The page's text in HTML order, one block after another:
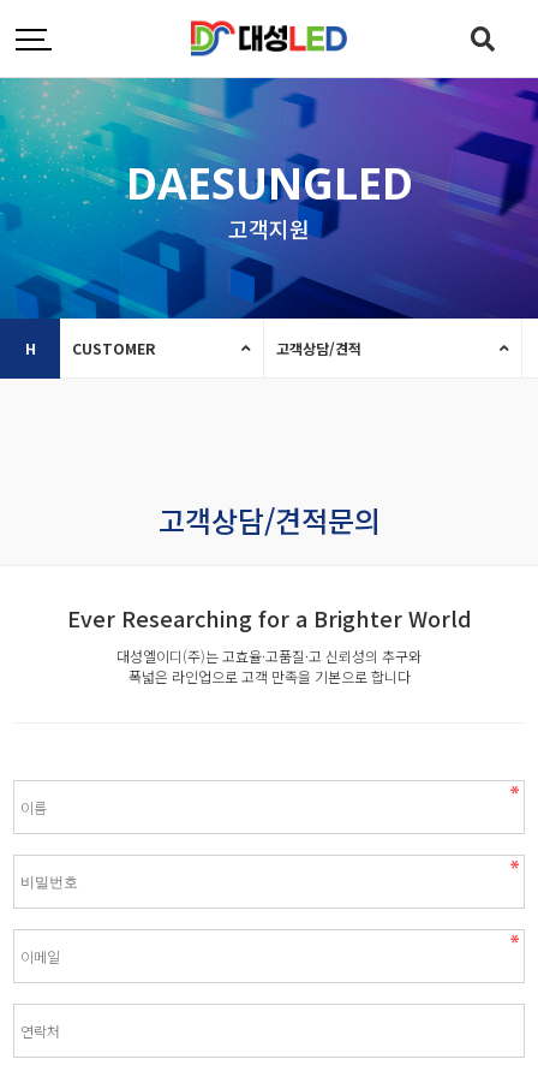
DAESUNGLED
고객지원
H CUSTOMER 고객상담/견적
고객상담/견적문의
Ever Researching for a Brighter World
대성엘이디(주)는 고효율·고품질·고 신뢰성의 추구와
폭넓은 라인업으로 고객 만족을 기본으로 합니다